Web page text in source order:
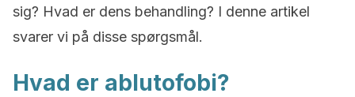
sig? Hvad er dens behandling? I denne artikel
svarer vi på disse spørgsmål.
Hvad er ablutofobi?